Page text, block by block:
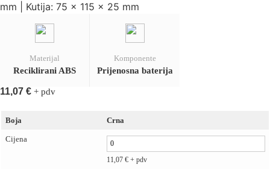
mm | Kutija: 75 x 115 x 25 mm
Materijal
Reciklirani ABS
Komponente
Prijenosna baterija
11,07 € + pdv
Boja Crna
Cijena
11,07 € + pdv